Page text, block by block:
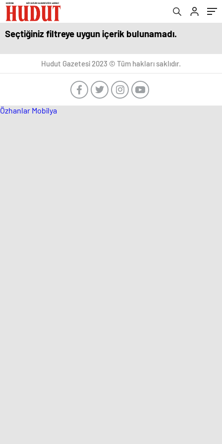
Seçtiğiniz filtreye uygun içerik bulunamadı.
Hudut Gazetesi 2023 © Tüm hakları saklıdır.
Özhanlar Mobilya